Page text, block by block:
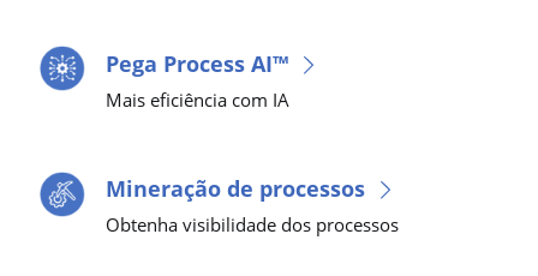
Pega Process AI™
Mais eficiência com IA
Mineração de processos
Obtenha visibilidade dos processos